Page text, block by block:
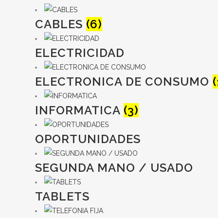
CABLES (6)
ELECTRICIDAD
ELECTRONICA DE CONSUMO
INFORMATICA (3)
OPORTUNIDADES
SEGUNDA MANO / USADO
TABLETS